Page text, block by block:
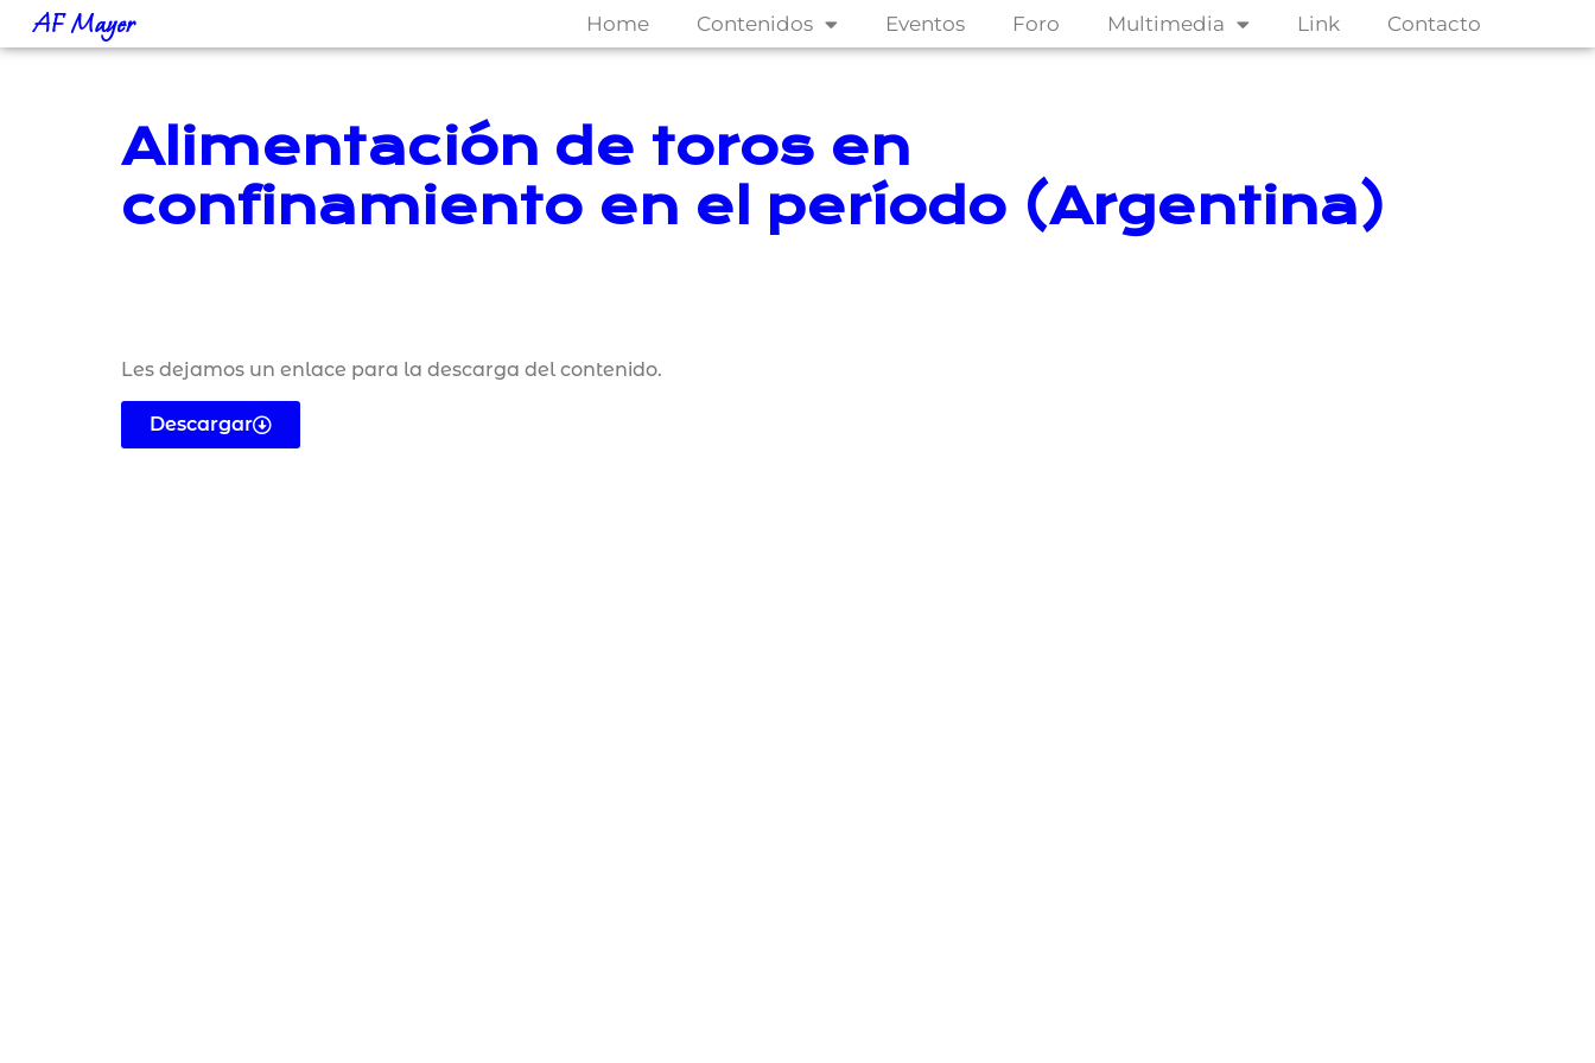
AF Mayer Home Contenidos Eventos Foro Multimedia Link Contacto
Alimentación de toros en
confinamiento en el período (Argentina)
Les dejamos un enlace para la descarga del contenido.
Descargar